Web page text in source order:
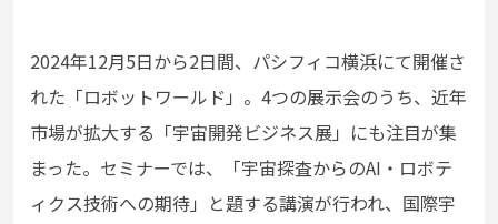
2024年12月5日から2日間、パシフィコ横浜にて開催さ
れた「ロボットワールド」。4つの展示会のうち、近年
市場が拡大する「宇宙開発ビジネス展」にも注目が集
まった。セミナーでは、「宇宙探査からのAI・ロボテ
ィクス技術への期待」と題する講演が行われ、国際宇